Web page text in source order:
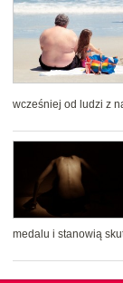
wcześniej od ludzi z
medalu i stanowią